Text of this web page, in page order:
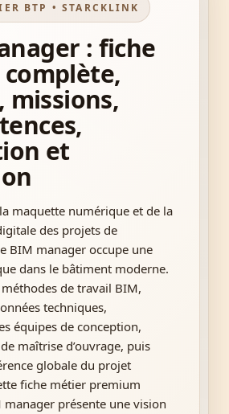
BTP • STARCKLINK
: fiche
missions,
et
maquette numérique et de la
des projets de
BIM manager occupe une
dans le bâtiment moderne.
de travail BIM,
techniques,
équipes de conception,
maîtrise d’ouvrage, puis
globale du projet
fiche métier premium
manager présente une vision